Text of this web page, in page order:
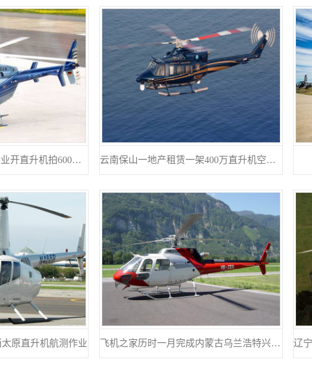
山东泰安飞行员农村创业开直升机拍600亩樱桃园 云南保山一地产租赁一架400万直升机空中看房
太原直升机航测作业 飞机之家历时一月完成内蒙古乌兰浩特兴安盟直升机航测